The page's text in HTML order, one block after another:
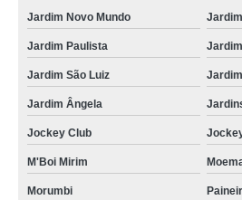
Jardim Novo Mundo
Jardim Paulista
Jardim São Luiz
Jardim Ângela
Jockey Club
M'Boi Mirim
Morumbi